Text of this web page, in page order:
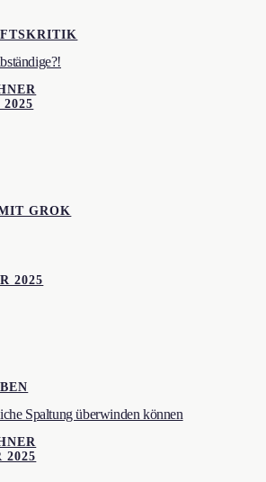
GROK
2025
Spaltung überwinden können
2025